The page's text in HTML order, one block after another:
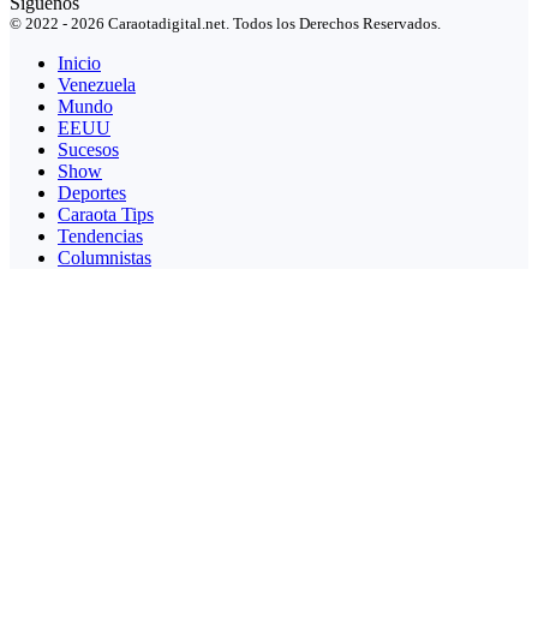
© 2022 - 2026 Caraotadigital.net. Todos los Derechos Reservados.
Inicio
Venezuela
Mundo
EEUU
Sucesos
Show
Deportes
Caraota Tips
Tendencias
Columnistas